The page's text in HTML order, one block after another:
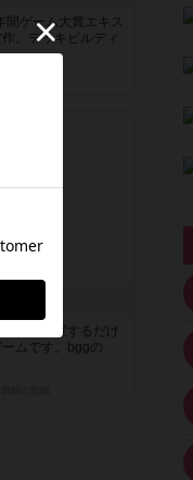
間ゲーム大賞エキス
。デッキビルディ
取って配置するだけ
ムです。bggの